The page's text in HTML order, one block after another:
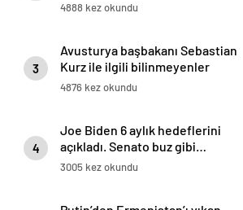
4888 kez okundu
3
Avusturya başbakanı Sebastian
Kurz ile ilgili bilinmeyenler
4876 kez okundu
4
Joe Biden 6 aylık hedeflerini
açıkladı. Senato buz gibi…
3005 kez okundu